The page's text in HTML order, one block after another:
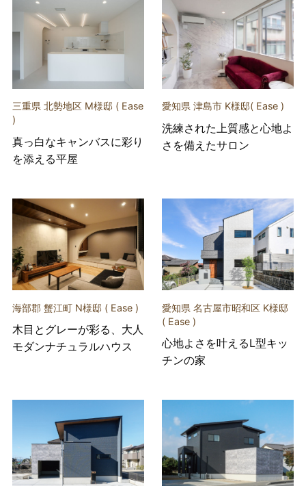
三重県 北勢地区 M様邸 ( Ease
)
真っ白なキャンバスに彩り
を添える平屋
愛知県 津島市 K様邸( Ease )
洗練された上質感と心地よ
さを備えたサロン
海部郡 蟹江町 N様邸 ( Ease )
木目とグレーが彩る、大人
モダンナチュラルハウス
愛知県 名古屋市昭和区 K様邸
( Ease )
心地よさを叶えるL型キッ
チンの家